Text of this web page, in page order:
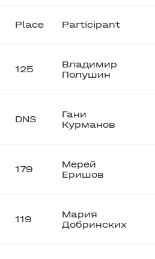
Place Participant
125
Владимир
Полушин
DNS
Гани
Курманов
179
Мерей
Еришов
119
Мария
Добринских